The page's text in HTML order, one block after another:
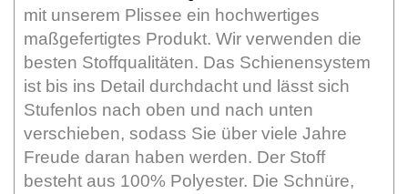
mit unserem Plissee ein hochwertiges
maßgefertigtes Produkt. Wir verwenden die
besten Stoffqualitäten. Das Schienensystem
ist bis ins Detail durchdacht und lässt sich
Stufenlos nach oben und nach unten
verschieben, sodass Sie über viele Jahre
Freude daran haben werden. Der Stoff
besteht aus 100% Polyester. Die Schnüre,